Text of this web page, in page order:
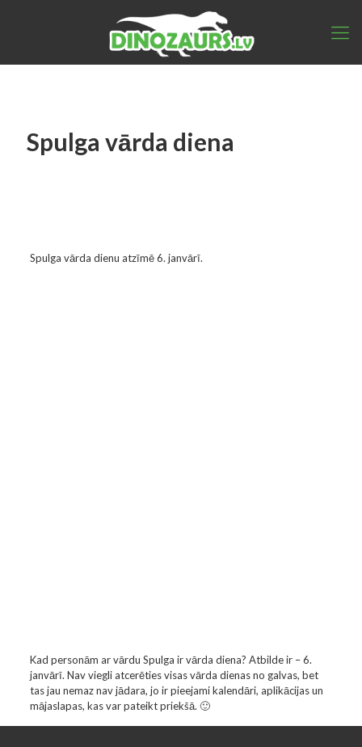
Spulga vārda diena
Spulga vārda dienu atzīmē 6. janvārī.
Kad personām ar vārdu Spulga ir vārda diena? Atbilde ir – 6.
janvārī. Nav viegli atcerēties visas vārda dienas no galvas, bet
tas jau nemaz nav jādara, jo ir pieejami kalendāri, aplikācijas un
mājaslapas, kas var pateikt priekšā. 🙂